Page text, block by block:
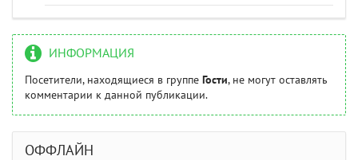
ИНФОРМАЦИЯ
Посетители, находящиеся в группе Гости, не могут оставлять
комментарии к данной публикации.
ОФФЛАЙН